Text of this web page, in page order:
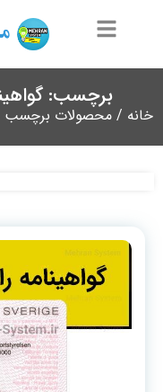
برچسب:
خانه / محصولات برچسب